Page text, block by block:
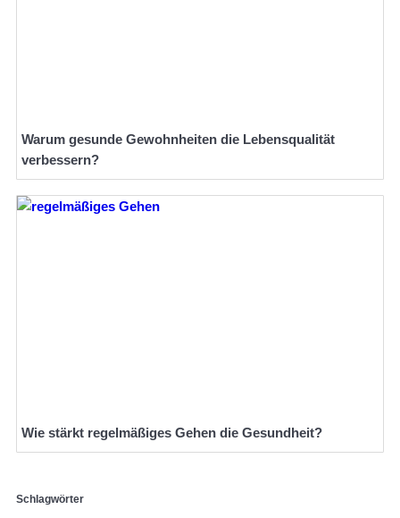
Warum gesunde Gewohnheiten die Lebensqualität
verbessern?
Wie stärkt regelmäßiges Gehen die Gesundheit?
Schlagwörter